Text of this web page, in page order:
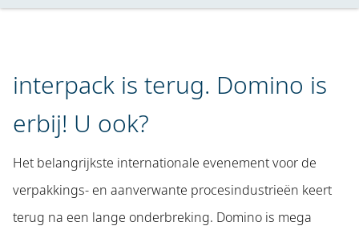
interpack is terug. Domino is
erbij! U ook?
Het belangrijkste internationale evenement voor de
verpakkings- en aanverwante procesindustrieën keert
terug na een lange onderbreking. Domino is mega